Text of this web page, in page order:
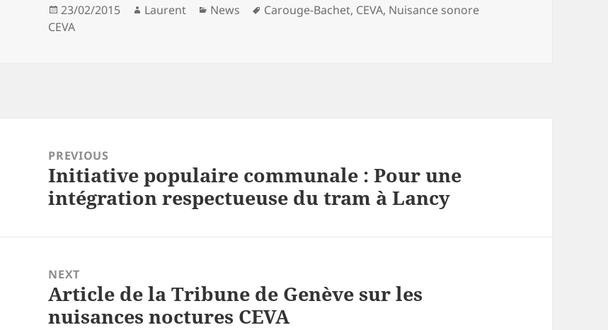
Posted
on
23/02/2015 Author
Laurent Categories
News Tags
Carouge-Bachet, CEVA, Nuisance sonore
CEVA
navigationPREVIOUS
Previous
post:
Initiative populaire communale : Pour une
intégration respectueuse du tram à Lancy
NEXT
Next
post:
Article de la Tribune de Genève sur les
nuisances noctures CEVA